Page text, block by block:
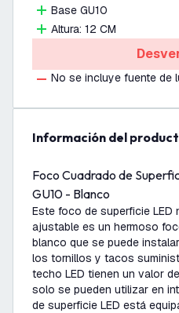
Base GU10
Altura: 12 CM
No se incluye fuente de
información del
Foco Cuadrado de
GU10 - Blanco
Este foco de superficie LED
ajustable es un hermoso
blanco que se puede
los tornillos y tacos
techo LED tienen un valor
solo se pueden utilizar en
de superficie LED está